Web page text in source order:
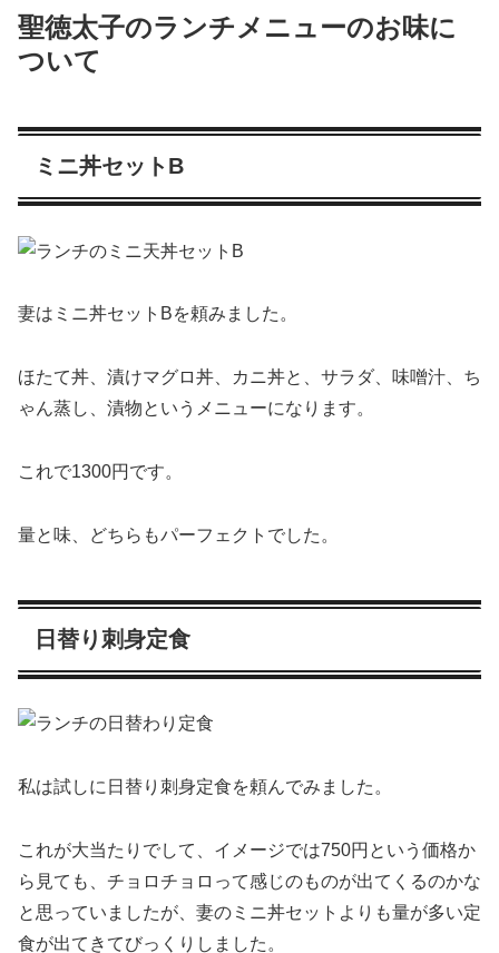
聖徳太子のランチメニューのお味に
ついて
ミニ丼セットB
妻はミニ丼セットBを頼みました。
ほたて丼、漬けマグロ丼、カニ丼と、サラダ、味噌汁、ち
ゃん蒸し、漬物というメニューになります。
これで1300円です。
量と味、どちらもパーフェクトでした。
日替り刺身定食
私は試しに日替り刺身定食を頼んでみました。
これが大当たりでして、イメージでは750円という価格か
ら見ても、チョロチョロって感じのものが出てくるのかな
と思っていましたが、妻のミニ丼セットよりも量が多い定
食が出てきてびっくりしました。